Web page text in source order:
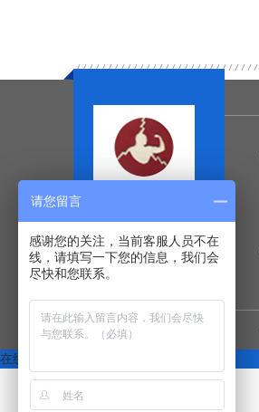
在线客服
请您留言
感谢您的关注，当前客服人员不在
线，请填写一下您的信息，我们会
尽快和您联系。